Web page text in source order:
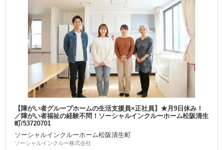
【障がい者グループホームの生活支援員×正社員】★月9日休み！
／障がい者福祉の経験不問！ソーシャルインクルーホーム松阪清生
町/53720701
ソーシャルインクルーホーム松阪清生町
ソーシャルインクルー株式会社